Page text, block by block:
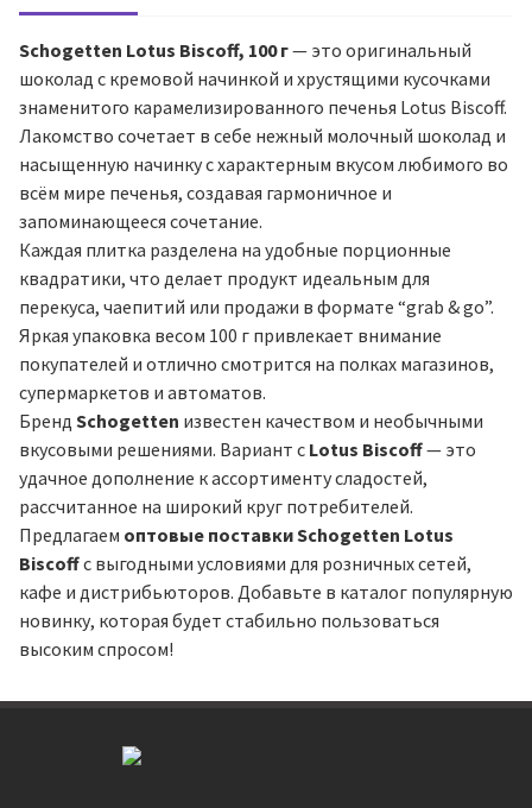
Schogetten Lotus Biscoff, 100 г— это оригинальный
шоколад с кремовой начинкой и хрустящими кусочками
знаменитого карамелизированного печенья Lotus Biscoff.
Лакомство сочетает в себе нежный молочный шоколад и
насыщенную начинку с характерным вкусом любимого во
всём мире печенья, создавая гармоничное и
запоминающееся сочетание.
Каждая плитка разделена на удобные порционные
квадратики, что делает продукт идеальным для
перекуса, чаепитий или продажи в формате “grab & go”.
Яркая упаковка весом 100 г привлекает внимание
покупателей и отлично смотрится на полках магазинов,
супермаркетов и автоматов.
Бренд Schogetten известен качеством и необычными
вкусовыми решениями. Вариант с Lotus Biscoff— это
удачное дополнение к ассортименту сладостей,
рассчитанное на широкий круг потребителей.
Предлагаем оптовые поставки Schogetten Lotus
Biscoffс выгодными условиями для розничных сетей,
кафе и дистрибьюторов. Добавьте в каталог популярную
новинку, которая будет стабильно пользоваться
высоким спросом!